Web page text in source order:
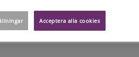
Styrelsen beslutar om ersättningen
verkställande direktören på förslag av
för ersättningspolicyn.
Acceptera alla cookies